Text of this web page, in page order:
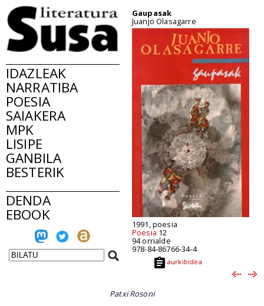
IDAZLEAK
NARRATIBA
POESIA
SAIAKERA
MPK
LISIPE
GANBILA
BESTERIK
DENDA
EBOOK
Gaupasak
Juanjo Olasagarre
1991, poesia
Poesia 12
94 orrialde
978-84-86766-34-4
aurkibidea
Patxi Rosoni